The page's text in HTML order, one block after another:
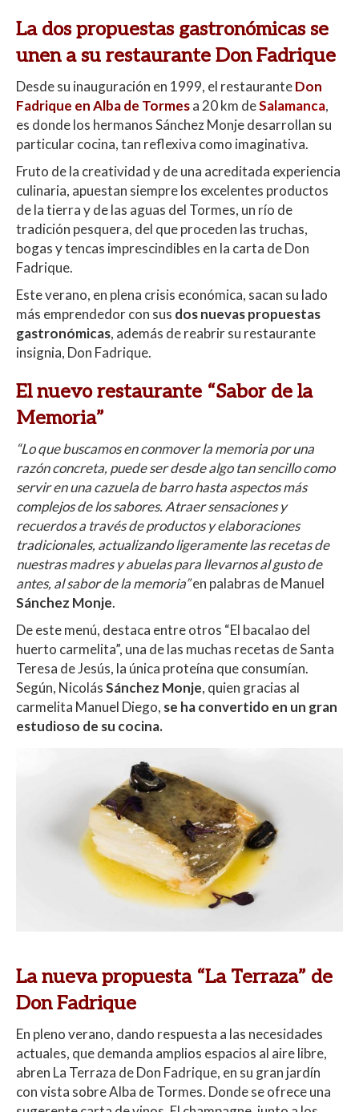
at
s
A
p
p
e
b
o
o
k
itt
er
m
p
ar
ti
r
La dos propuestas gastronómicas se
unen a su restaurante Don Fadrique
Desde su inauguración en 1999, el restauranteDon
Fadrique en Alba de Tormesa 20 km deSalamanca,
es donde los hermanos Sánchez Monje desarrollan su
particular cocina, tan reflexiva como imaginativa.
Fruto de la creatividad y de una acreditada experiencia
culinaria, apuestan siempre los excelentes productos
de la tierra y de las aguas del Tormes, un río de
tradición pesquera, del que proceden las truchas,
bogas y tencas imprescindibles en la carta de Don
Fadrique.
Este verano, en plena crisis económica, sacan su lado
más emprendedor con sus dos nuevas propuestas
gastronómicas, además de reabrir su restaurante
insignia, Don Fadrique.
El nuevo restaurante “Sabor de la
Memoria”
“Lo que buscamos en conmover la memoria por una
razón concreta, puede ser desde algo tan sencillo como
servir en una cazuela de barro hasta aspectos más
complejos de los sabores. Atraer sensaciones y
recuerdos a través de productos y elaboraciones
tradicionales, actualizando ligeramente las recetas de
nuestras madres y abuelas para llevarnos al gusto de
antes, al sabor de la memoria”en palabras de Manuel
Sánchez Monje.
De este menú, destaca entre otros “El bacalao del
huerto carmelita”, una de las muchas recetas de Santa
Teresa de Jesús, la única proteína que consumían.
Según, NicolásSánchez Monje, quien gracias al
carmelita Manuel Diego, se ha convertido en un gran
estudioso de su cocina.
La nueva propuesta “La Terraza” de
Don Fadrique
En pleno verano, dando respuesta a las necesidades
actuales, que demanda amplios espacios al aire libre,
abren La Terraza de Don Fadrique, en su gran jardín
con vista sobre Alba de Tormes. Donde se ofrece una